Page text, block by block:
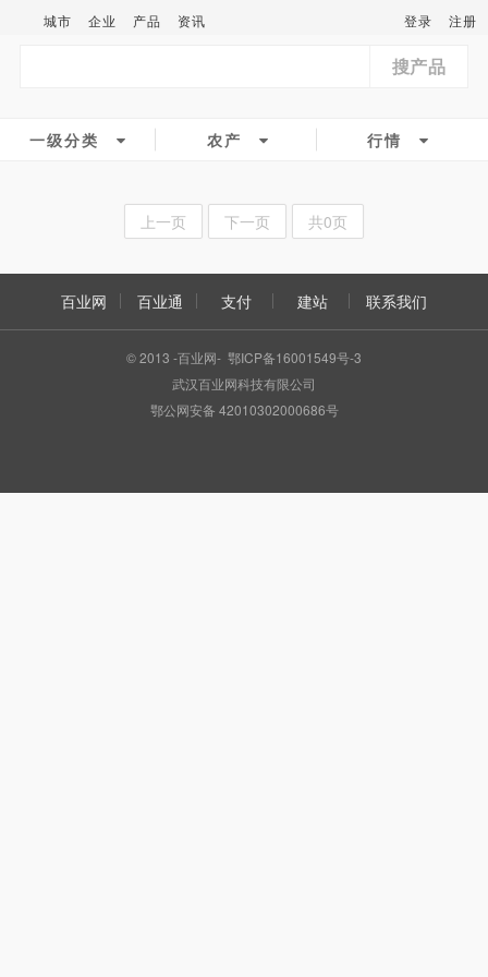
城市 企业 产品 资讯 登录 注册
搜产品
一级分类 农产 行情
上一页 下一页 共0页
百业网 百业通 支付 建站 联系我们
© 2013 -百业网- 鄂ICP备16001549号-3
武汉百业网科技有限公司
鄂公网安备 42010302000686号